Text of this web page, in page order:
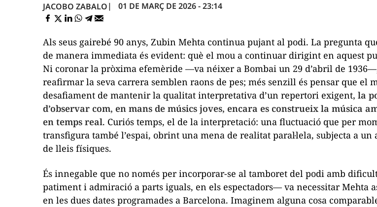
JACOBO ZABALO 01 DE MARÇ DE 2026 - 23:14
Als seus gairebé 90 anys, Zubin Mehta continua pujant al podi. La pregunta
de manera immediata és evident: què el mou a continuar dirigint en aquest
Ni coronar la pròxima efemèride —va néixer a Bombai un 29 d’abril de
reafirmar la seva carrera semblen raons de pes; més senzill és pensar que el
desafiament de mantenir la qualitat interpretativa d’un repertori exigent, la
d’observar com, en mans de músics joves, encara es construeix la música
en temps real. Curiós temps, el de la interpretació: una fluctuació que per
transfigura també l’espai, obrint una mena de realitat paral·lela, subjecta a un
de lleis físiques.
És innegable que no només per incorporar-se al tamboret del podi amb
patiment i admiració a parts iguals, en els espectadors— va necessitar Mehta
en les dues dates programades a Barcelona. Imaginem alguna cosa